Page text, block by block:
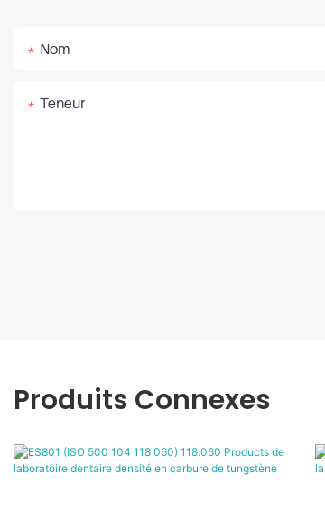
Nom
Teneur
Produits Connexes